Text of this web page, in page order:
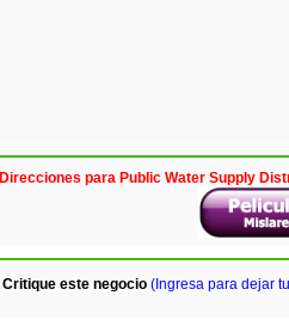
Direcciones para Public Water Supply
Critique este negocio (Ingresa para dejar